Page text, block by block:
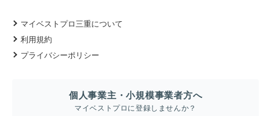
マイベストプロ三重について
利用規約
プライバシーポリシー
個人事業主・小規模事業者方へ
マイベストプロに登録しませんか？